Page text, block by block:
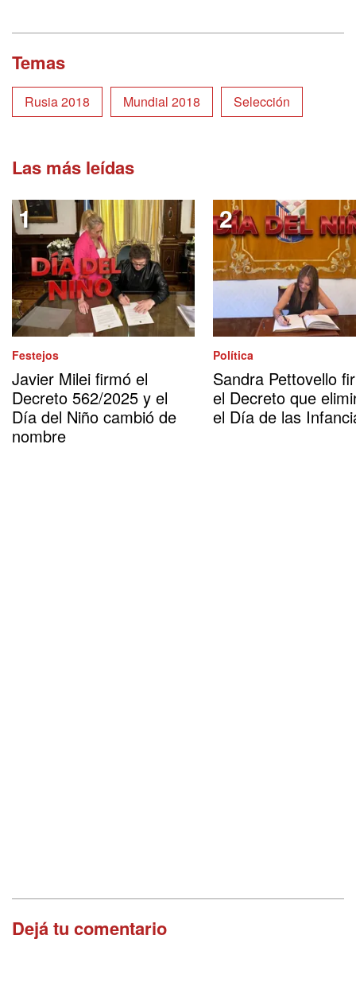
Temas
Rusia 2018 Mundial 2018 Selección
Las más leídas
Festejos
Javier Milei firmó el
Decreto 562/2025 y el
Día del Niño cambió de
nombre
Política
Sandra Pettovello
el Decreto que
el Día de las
Dejá tu comentario